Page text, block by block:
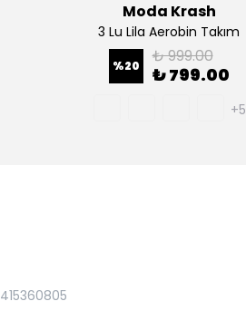
Moda Krash
3 Lu Lila Aerobin Takım
%20 ₺ 999.00
₺ 799.00
+5